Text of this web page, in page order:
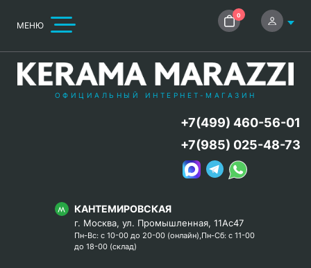
МЕНЮ
0
ОФИЦИАЛЬНЫЙ ИНТЕРНЕТ-МАГАЗИН
КАНТЕМИРОВСКАЯ
г. Москва, ул. Промышленная, 11Ас47
Пн-Вс: с 10-00 до 20-00 (онлайн),Пн-Сб: с 11-00
до 18-00 (склад)
+7(499) 460-56-01
+7(985) 025-48-73